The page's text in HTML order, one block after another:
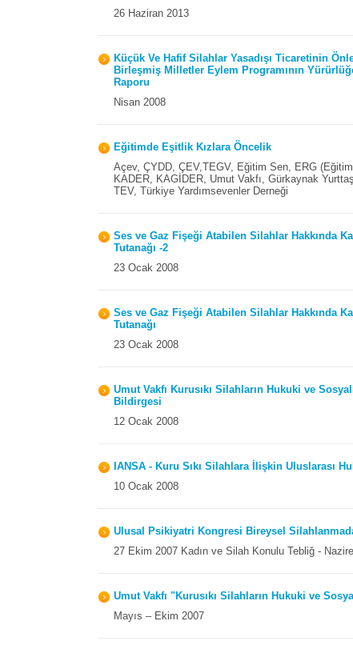
26 Haziran 2013
Küçük Ve Hafif Silahlar Yasadışı Ticaretinin
Birleşmiş Milletler Eylem Programının
Raporu
Nisan 2008
Eğitimde Eşitlik Kızlara Öncelik
Açev, ÇYDD, ÇEV,TEGV, Eğitim Sen, ERG (Eğitim
KADER, KAGİDER, Umut Vakfı, Gürkaynak
TEV, Türkiye Yardımsevenler Derneği
Ses ve Gaz Fişeği Atabilen Silahlar Hakkında
Tutanağı -2
23 Ocak 2008
Ses ve Gaz Fişeği Atabilen Silahlar Hakkında
Tutanağı
23 Ocak 2008
Umut Vakfı Kurusıkı Silahların Hukuki ve
Bildirgesi
12 Ocak 2008
IANSA - Kuru Sıkı Silahlara İlişkin Uluslarası
10 Ocak 2008
Ulusal Psikiyatri Kongresi Bireysel
27 Ekim 2007 Kadın ve Silah Konulu Tebliğ -
Umut Vakfı "Kurusıkı Silahların Hukuki ve
Mayıs – Ekim 2007